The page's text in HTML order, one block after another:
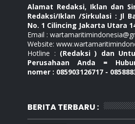
Alamat Redaksi, Iklan dan
Redaksi/Iklan /Sirkulasi : Jl
No. 1 Cilincing Jakarta Utara
Email :
Website:
Hotline : (Redaksi ) dan
Perusahaan Anda =
nomer : 085903126717 -
BERITA TERBARU :